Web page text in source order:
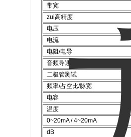
带宽
zui高精度
电压
电流
电阻/电导
音频导通测试
二极管测试
频率/占空比/脉宽
电容
温度
0~20mA / 4~20mA
dB